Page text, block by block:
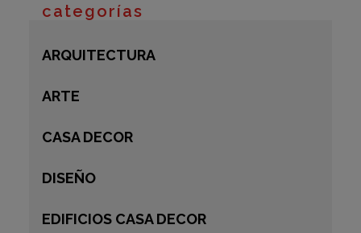
categorías
ARQUITECTURA
ARTE
CASA DECOR
DISEÑO
EDIFICIOS CASA DECOR